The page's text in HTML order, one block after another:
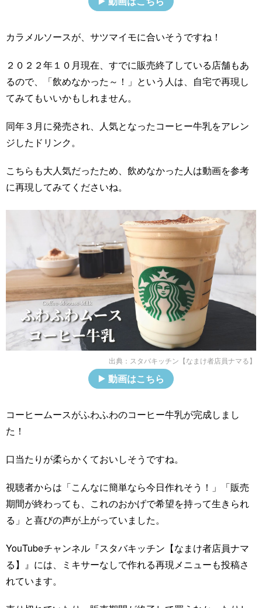
カラメルソースが、サツマイモに合いそうですね！
２０２２年１０月現在、すでに販売終了している店舗もあ
るので、「飲めなかった～！」という人は、自宅で再現し
てみてもいいかもしれません。
同年３月に発売され、人気となったコーヒー牛乳をアレン
ジしたドリンク。
こちらも大人気だったため、飲めなかった人は動画を参考
に再現してみてくださいね。
出典： スタバキッチン【なまけ者店員ナマる】
動画はこちら
コーヒームースがふわふわのコーヒー牛乳が完成しまし
た！
口当たりが柔らかくておいしそうですね。
視聴者からは「こんなに簡単なら今日作れそう！」「販売
期間が終わっても、これのおかげで希望を持って生きられ
る」と喜びの声が上がっていました。
YouTubeチャンネル『スタバキッチン【なまけ者店員ナマ
る】』には、ミキサーなしで作れる再現メニューも投稿さ
れています。